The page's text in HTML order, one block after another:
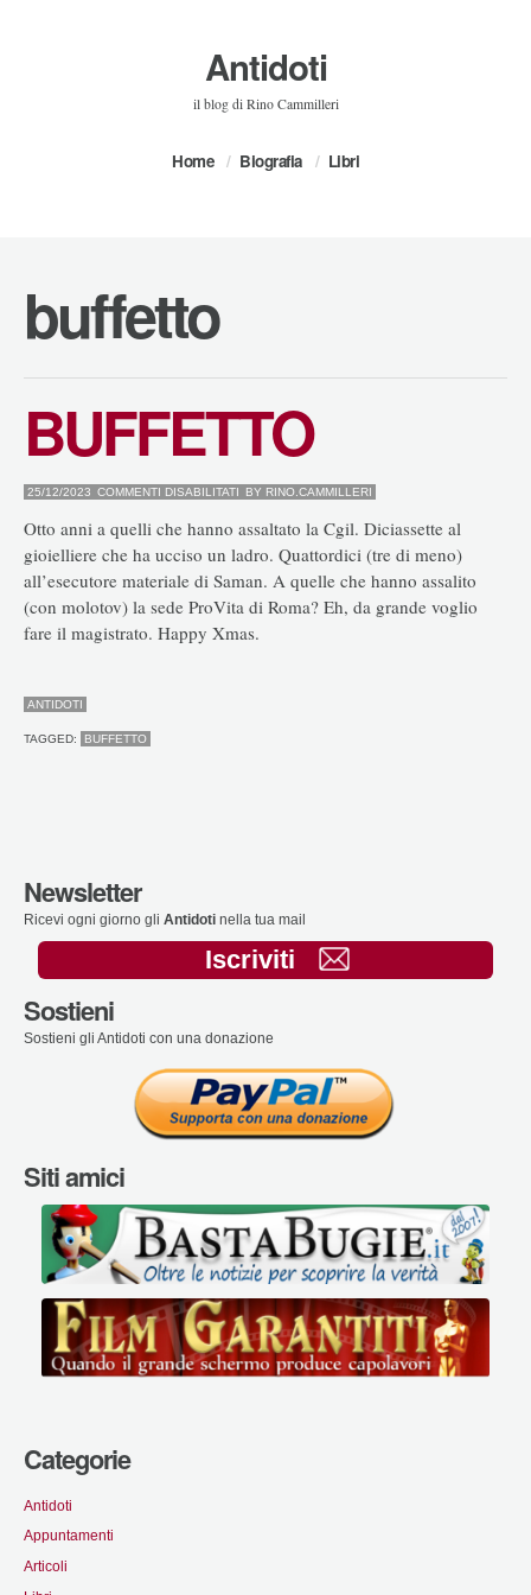
Antidoti
il blog di Rino Cammilleri
Home Biografia Libri
buffetto
BUFFETTO
25/12/2023 COMMENTI DISABILITATI SU
BY RINO.CAMMILLERI
Otto anni a quelli che hanno assaltato la Cgil. Diciassette al
gioielliere che ha ucciso un ladro. Quattordici (tre di meno)
all’esecutore materiale di Saman. A quelle che hanno assalito
(con molotov) la sede ProVita di Roma? Eh, da grande voglio
fare il magistrato. Happy Xmas.
ANTIDOTI
TAGGED: BUFFETTO
Newsletter
Ricevi ogni giorno gli Antidoti nella tua mail
Iscriviti
Sostieni
Sostieni gli Antidoti con una donazione
Siti amici
Categorie
Antidoti
Appuntamenti
Articoli